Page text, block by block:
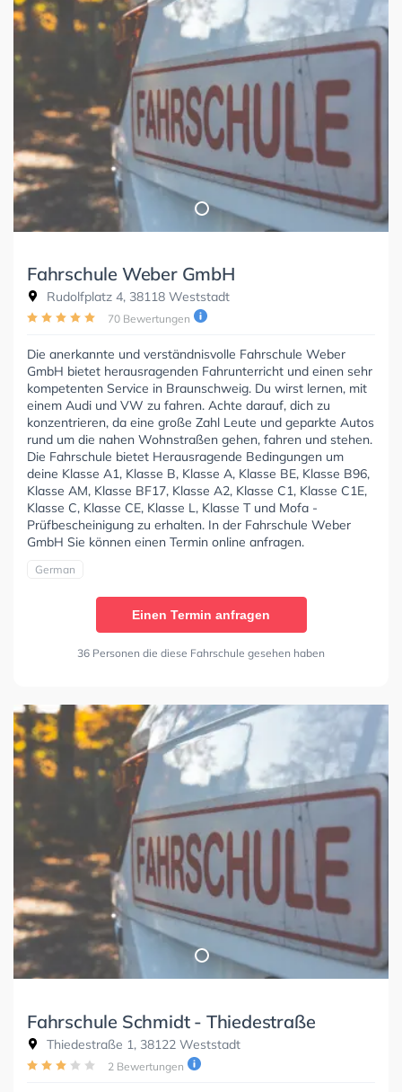
Fahrschule Weber GmbH
Rudolfplatz 4, 38118 Weststadt
70 Bewertungen
Die anerkannte und verständnisvolle Fahrschule Weber
GmbH bietet herausragenden Fahrunterricht und einen sehr
kompetenten Service in Braunschweig. Du wirst lernen, mit
einem Audi und VW zu fahren. Achte darauf, dich zu
konzentrieren, da eine große Zahl Leute und geparkte Autos
rund um die nahen Wohnstraßen gehen, fahren und stehen.
Die Fahrschule bietet Herausragende Bedingungen um
deine Klasse A1, Klasse B, Klasse A, Klasse BE, Klasse B96,
Klasse AM, Klasse BF17, Klasse A2, Klasse C1, Klasse C1E,
Klasse C, Klasse CE, Klasse L, Klasse T und Mofa -
Prüfbescheinigung zu erhalten. In der Fahrschule Weber
GmbH Sie können einen Termin online anfragen.
German
Einen Termin anfragen
36 Personen die diese Fahrschule gesehen haben
Fahrschule Schmidt - Thiedestraße
Thiedestraße 1, 38122 Weststadt
2 Bewertungen